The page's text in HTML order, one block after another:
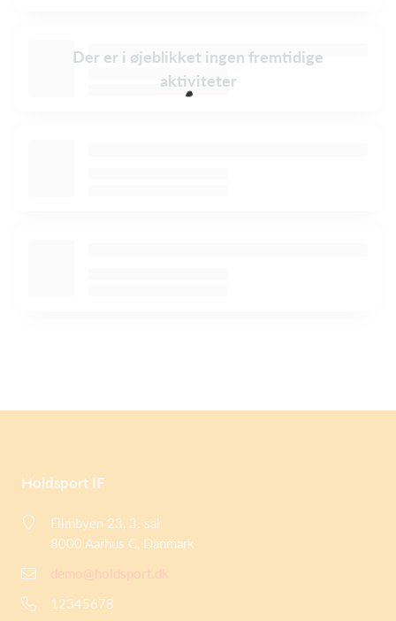
Der er i øjeblikket ingen fremtidige
aktiviteter
Holdsport IF
Filmbyen 23, 3. sal
8000 Aarhus C, Danmark
12345678